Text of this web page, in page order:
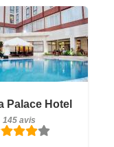
Palace Hotel
145 avis
avis